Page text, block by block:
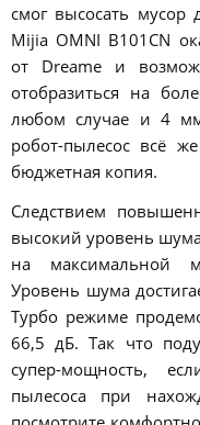
смог высосать
Mijia OMNI B101CN
от Dreame и
отобразиться на
любом случае и 4
робот-пылесос всё
бюджетная копия.
Следствием
высокий уровень
на максимальной
Уровень шума
Турбо режиме
66,5 дБ. Так что
супер-мощность,
пылесоса при